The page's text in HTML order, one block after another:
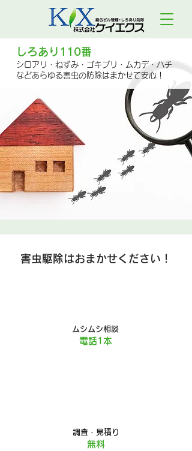
しろあり110番
シロアリ・ねずみ・ゴキブリ・ムカデ・ハチ
などあらゆる害虫の防除はまかせて安心！
害虫駆除はおまかせください！
ムシムシ相談
電話1本
調査・見積り
無料